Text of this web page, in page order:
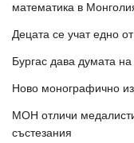
математика в
Децата се учат едно
Бургас дава думата
Ново монографично
МОН отличи
състезания